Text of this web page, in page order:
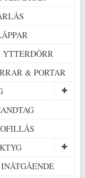
& PORTAR